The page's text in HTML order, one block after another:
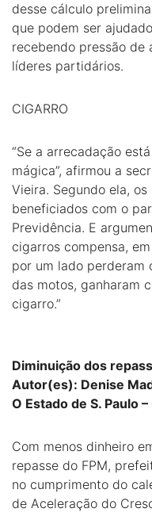
desse cálculo
que podem ser
recebendo pressão de
líderes partidários.
CIGARRO
“Se a arrecadação
mágica”, afirmou a
Vieira. Segundo ela,
beneficiados com o
Previdência. E
cigarros compensa,
por um lado perderam
das motos, ganharam
cigarro.”
Diminuição dos
Autor(es): Denise
O Estado de S. Paulo
Com menos dinheiro
repasse do FPM,
no cumprimento do
de Aceleração do